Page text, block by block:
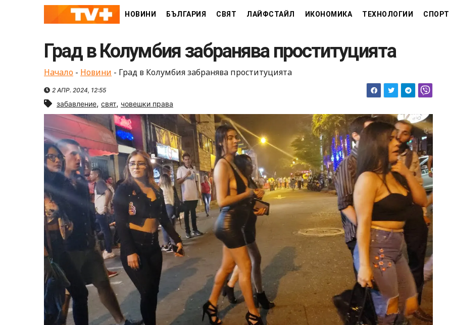
НОВИНИ БЪЛГАРИЯ СВЯТ ЛАЙФСТАЙЛ ИКОНОМИКА ТЕХНОЛОГИИ СПОРТ
Град в Колумбия забранява проституцията
Начало - Новини - Град в Колумбия забранява проституцията
2 АПР. 2024, 12:55
забавление, свят, човешки права